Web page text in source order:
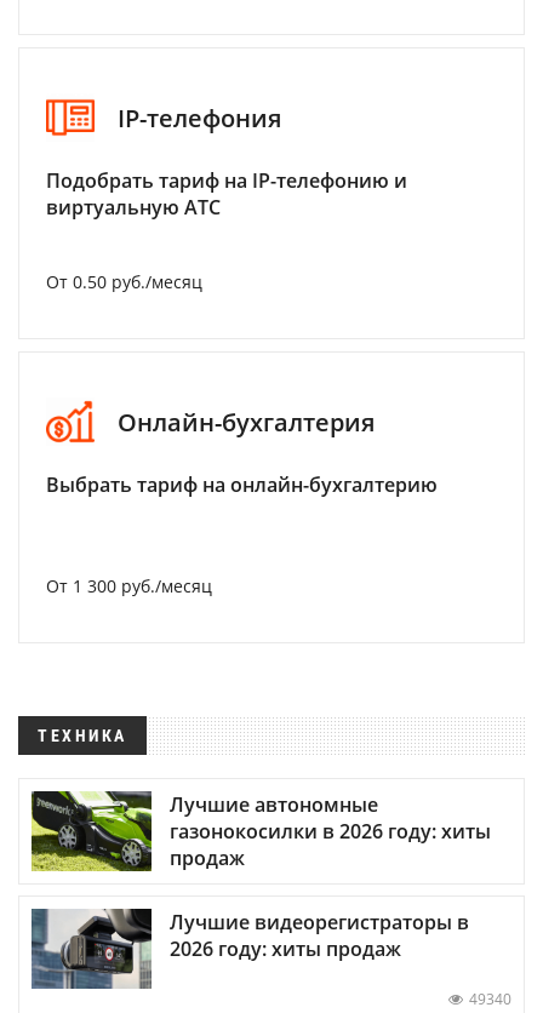
IP-телефония
Подобрать тариф на IP-телефонию и
виртуальную АТС
От 0.50 руб./месяц
Онлайн-бухгалтерия
Выбрать тариф на онлайн-бухгалтерию
От 1 300 руб./месяц
ТЕХНИКА
Лучшие автономные
газонокосилки в 2026 году: хиты
продаж
Лучшие видеорегистраторы в
2026 году: хиты продаж
49340